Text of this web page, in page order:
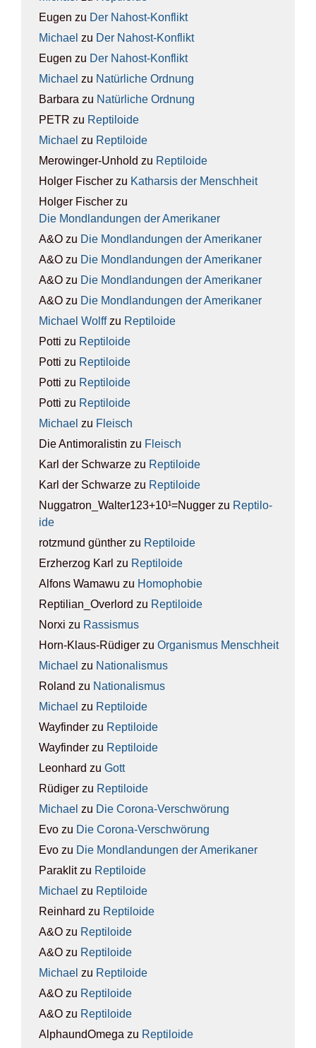
Eugen zu Der Nah­ost-Kon­flikt
Michael zu Der Nah­ost-Kon­flikt
Eugen zu Der Nah­ost-Kon­flikt
Michael zu Natür­li­che Ord­nung
Barbara zu Natür­li­che Ord­nung
PETR zu Rep­ti­lo­ide
Michael zu Rep­ti­lo­ide
Merowinger-Unhold zu Rep­ti­lo­ide
Holger Fischer zu Kathar­sis der Mensch­heit
Holger Fischer zu
Die Mond­lan­dun­gen der Ame­ri­ka­ner
A&O zu Die Mond­lan­dun­gen der Ame­ri­ka­ner
A&O zu Die Mond­lan­dun­gen der Ame­ri­ka­ner
A&O zu Die Mond­lan­dun­gen der Ame­ri­ka­ner
A&O zu Die Mond­lan­dun­gen der Ame­ri­ka­ner
Michael Wolffzu Rep­ti­lo­ide
Potti zu Rep­ti­lo­ide
Potti zu Rep­ti­lo­ide
Potti zu Rep­ti­lo­ide
Potti zu Rep­ti­lo­ide
Michael zu Fleisch
Die Antimoralistin zu Fleisch
Karl der Schwarze zu Rep­ti­lo­ide
Karl der Schwarze zu Rep­ti­lo­ide
Nuggatron_Walter123+10¹=Nugger zu Rep­ti­lo­
ide
rotzmund günther zu Rep­ti­lo­ide
Erzherzog Karl zu Rep­ti­lo­ide
Alfons Wamawu zu Homo­pho­bie
Reptilian_Overlord zu Rep­ti­lo­ide
Norxi zu Ras­sis­mus
Horn-Klaus-Rüdiger zu Orga­nis­mus Mensch­heit
Michael zu Natio­na­lis­mus
Roland zu Natio­na­lis­mus
Michael zu Rep­ti­lo­ide
Wayfinder zu Rep­ti­lo­ide
Wayfinder zu Rep­ti­lo­ide
Leonhard zu Gott
Rüdiger zu Rep­ti­lo­ide
Michael zu Die Coro­na-Ver­schwö­rung
Evo zu Die Coro­na-Ver­schwö­rung
Evo zu Die Mond­lan­dun­gen der Ame­ri­ka­ner
Paraklitzu Rep­ti­lo­ide
Michael zu Rep­ti­lo­ide
Reinhard zu Rep­ti­lo­ide
A&O zu Rep­ti­lo­ide
A&O zu Rep­ti­lo­ide
Michael zu Rep­ti­lo­ide
A&O zu Rep­ti­lo­ide
A&O zu Rep­ti­lo­ide
AlphaundOmega zu Rep­ti­lo­ide